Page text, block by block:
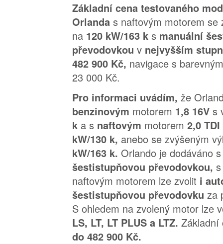
Základní cena testovaného
Orlanda s naftovým motorem se
na 120 kW/163 k s manuální
převodovkou v nejvyšším
482 900 Kč, navigace s
23 000 Kč.
Pro informaci uvádím, že
benzinovým motorem 1,8 16V s
k a s naftovým motorem 2,0 TDI
kW/130 k, anebo se zvýšeným
kW/163 k. Orlando je dodáváno
šestistupňovou převodovkou,
naftovým motorem lze zvolit i
šestistupňovou převodovku za
S ohledem na zvolený motor lze
LS, LT, LT PLUS a LTZ.
do 482 900 Kč.